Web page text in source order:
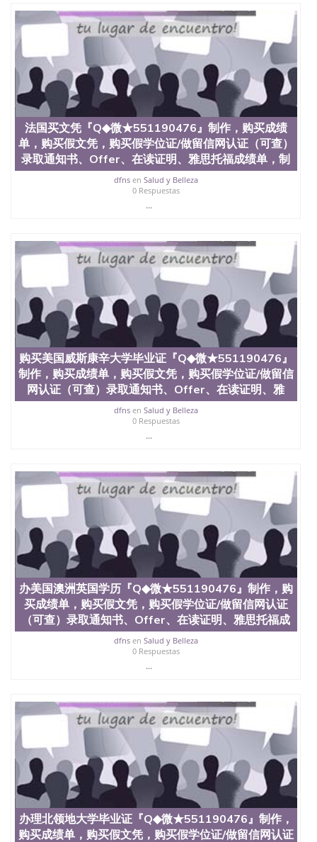
外硕士文凭办理QQ微信551190476 网上买文凭可靠
吗QQ微信551190476买国外文凭质量QQ微信
551190476国外本科毕业证怎么办理QQ微信
551190476国外大学文凭真制作QQ微信551190476办
国外文凭可找工作QQ微信551190476国外大学有毕业
证QQ微信551190476办理国外毕业证价格QQ微信
551190476国外编号查询QQ微信551190476办理国外
文凭要交定金吗QQ微信551190476办国外可查文凭
QQ微信551190476网上购买真文凭可信吗QQ微信
551190476学士学位证书查询机构QQ微信551190476
国外资格证书办理QQ微信551190476如何办理学历认
证QQ微信551190476海外文凭认证办理QQ微信
551190476 圣何塞州立大学（San Jose State
University, 又译为“圣荷西州立大学”）成立于1857
年，简称SJSU，是加州历史悠久的大学之一，也是美
西地区的公立大学之一。位于圣何塞市San Jose中
茅的毕业薪资，浓厚的多元化学术氛围，杰出的本科
教育质量，被《福克斯》杂志评选为全美50强公立综
合性大学，每年有来自世界各地的成百上千的海外学
生前往求学。 至今，这是一所在世界上享有学术地
位、声誉、实习机会和影响力的高等教育机构，并获
誉为美国本科教育质量的核心代表。其计算机系与会
计系更是在当今美国大学教学排名中表现优异。其毕
业生大多可以在其所处地域的世界硅谷中心得到工作
机会。许多硅谷公司甚至在学生大三和大四的学期提
供许多相应科系的实习机会。无论是加州大学系统
(UC)，还是加州州立大学系统(CSU), 圣何塞州立大学
都占据着加州所有大学中的地理位置。 圣何塞州立大
学座落于硅谷(Silicon Valley), 于附近的旧金山-圣何塞
地区为全美的重要科技中心。约有学生三万人，超过
134种学士学科和65个硕士学科，并有来自世界60余
受性肯定及好评；而各种大学部和研究所的商学课程
也吸引了众多不同国家的专业人士前来研究与学习。
二、办理流程： 1、收集客户办理信息； 2、客户付
定金下单； 3、公司确认到账转制作点做电子图；
4、电子图做好发给客户确认； 5、电子图确认好转成
品部做成品； 6、成品做好拍照或者视频确认再付余
款； 7、快递给客户（国内顺丰，国外DHL）。 三、
真实网上可查的证明材料 1、教育部学历学位认证，
留服真实存档可查，存档。 2、留学回国人员证明
（使馆认证），使馆网站真实存档可查。 3、留信网
真实可查认证办理，存档可查，终身受用。 四、办理
流程农业科学院、艺术与建筑学院、商学院、交流学
院、地球及物质科学院、教育学院、工程学院、健康
与人类发展学院、信息工程与科学学院、人文学院、
护理学院、科学学院等。学校的教育学院排名在全美
专业课程包括：会计学、MBA、财务、教育、建筑工
程、经济、医学、护理、文学、音乐、生物学、统计
学、美术、电子工程、天文学、农业、环境污染控
制、历史、电气工程、生物工程、建筑设计、工商管
理、材料科学、机械工程、航天工程、土木工程、数
学、化学、英语、社会科学、心理学、戏剧、市场营
销、机械工程、计算机科学、物理学、人工智能、商
科、金融专业 1、客户提供相关材料，确定客户办理
信息，给出操作方案； 2、补充毕业证成绩单等相关
材料； 3、留服注册申请账号，付定金； 4、预约递
法国买文凭『Q◆微★551190476』制作，购买成绩
单，购买假文凭，购买假学位证/做留信网认证（可查）
录取通知书、Offer、在读证明、雅思托福成绩单，制
dfnsen Salud y Belleza
0 Respuestas
...
购买美国威斯康辛大学毕业证『Q◆微★551190476』
制作，购买成绩单，购买假文凭，购买假学位证/做留信
网认证（可查）录取通知书、Offer、在读证明、雅
dfnsen Salud y Belleza
0 Respuestas
...
办美国澳洲英国学历『Q◆微★551190476』制作，购
买成绩单，购买假文凭，购买假学位证/做留信网认证
（可查）录取通知书、Offer、在读证明、雅思托福成
dfnsen Salud y Belleza
0 Respuestas
...
办理北领地大学毕业证『Q◆微★551190476』制作，
购买成绩单，购买假文凭，购买假学位证/做留信网认证